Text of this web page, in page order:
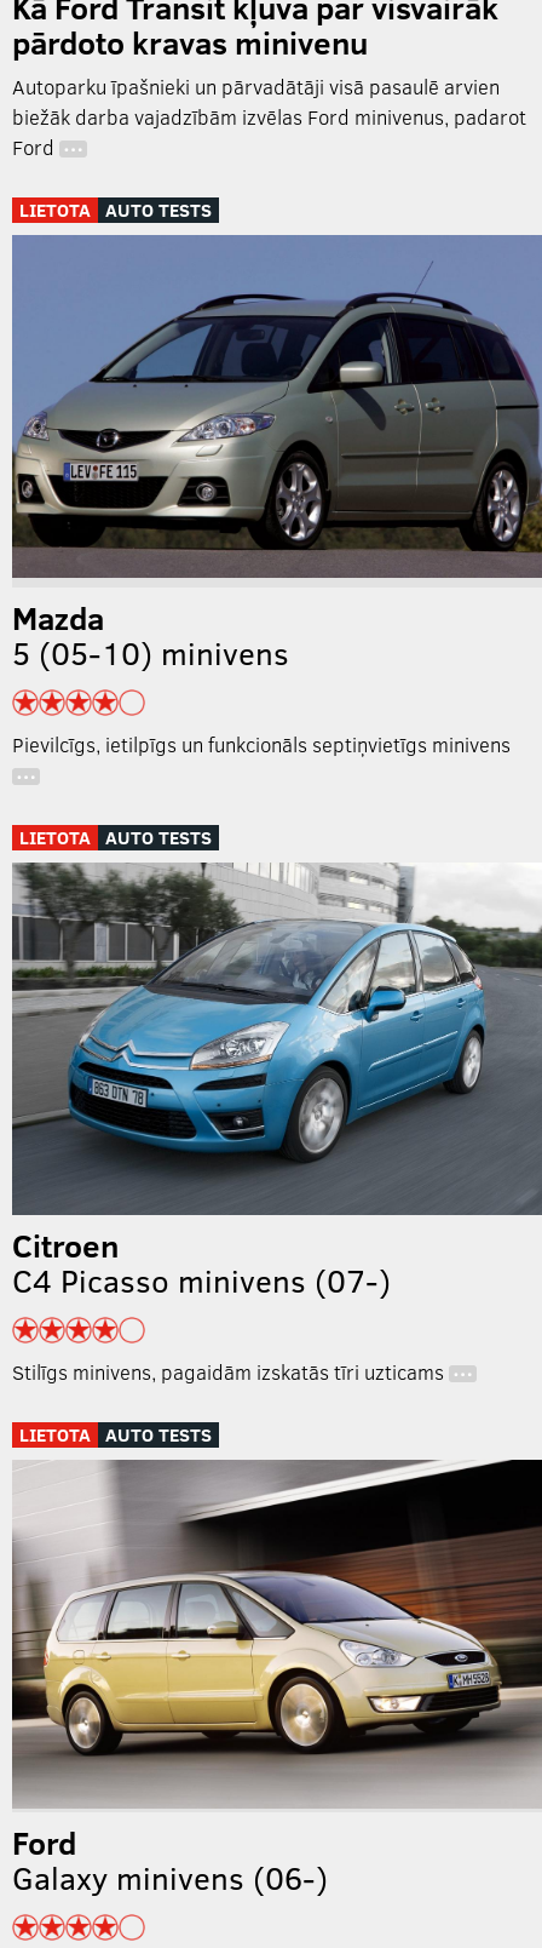
pārdoto kravas minivenu
Autoparku īpašnieki un pārvadātāji visā pasaulē arvien
biežāk darba vajadzībām izvēlas Ford minivenus, padarot
Ford …
LIETOTA AUTO TESTS
Mazda
5 (05-10) minivens
Pievilcīgs, ietilpīgs un funkcionāls septiņvietīgs minivens
…
LIETOTA AUTO TESTS
Citroen
C4 Picasso minivens (07-)
Stilīgs minivens, pagaidām izskatās tīri uzticams …
LIETOTA AUTO TESTS
Ford
Galaxy minivens (06-)